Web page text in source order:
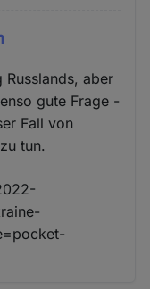
aber
gute Frage -
Fall von
tun.